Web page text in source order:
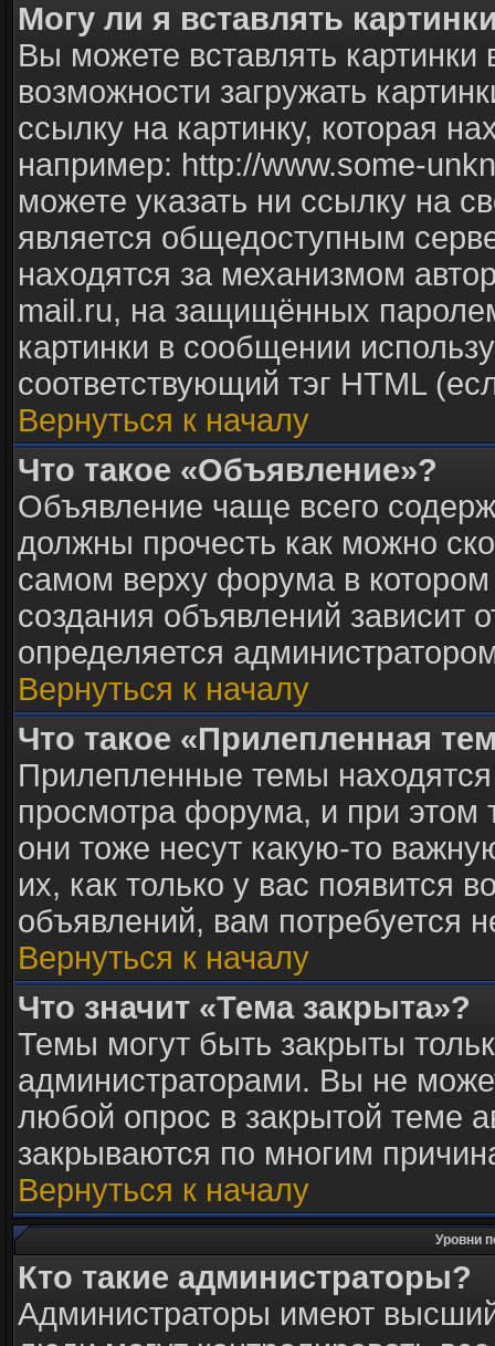
Могу ли я вставлять
Вы можете вставлять
возможности загружать
ссылку на картинку, которая
например: http://www.some-
можете указать ни ссылку на
является общедоступным
находятся за механизмом
mail.ru, на защищённых
картинки в сообщении
соответствующий тэг HTML
Вернуться к началу
Что такое «Объявление»?
Объявление чаще всего
должны прочесть как можно
самом верху форума в
создания объявлений зависит
определяется
Вернуться к началу
Что такое «Прилепленная
Прилепленные темы
просмотра форума, и при этом
они тоже несут какую-то
их, как только у вас появится
объявлений, вам потребуется
Вернуться к началу
Что значит «Тема закрыта»?
Темы могут быть закрыты
администраторами. Вы не
любой опрос в закрытой теме
закрываются по многим
Вернуться к началу
Уровни
Кто такие администраторы?
Администраторы имеют